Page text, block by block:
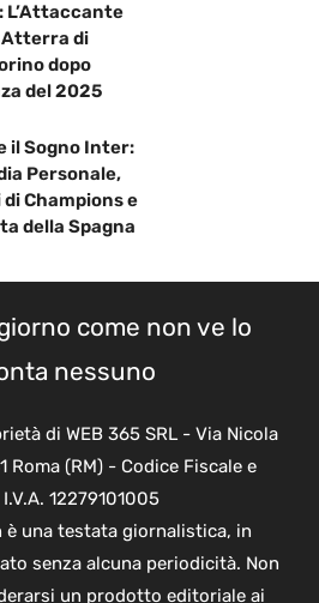
L’Attaccante
Atterra di
dopo
del 2025
il Sogno Inter:
Personale,
Champions e
della Spagna
come non ve lo
nessuno
di WEB 365 SRL - Via Nicola
Roma (RM) - Codice Fiscale e
12279101005
è una testata giornalistica, in
senza alcuna periodicità. Non
un prodotto editoriale ai